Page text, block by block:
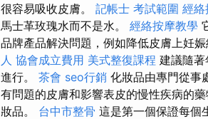
很容易吸收皮膚。 記帳士 考試範圍 經絡
馬士革玫瑰水而不是水。 經絡按摩教學
品牌產品解決問題，例如降低皮膚上妊
人 協會成立費用 美式整復課程 建議隨
進行。 茶會 seo行銷 化妝品由專門從事
有問題的皮膚和影響表皮的慢性疾病的
妝品。 台中市整骨 這是第一個保證每個